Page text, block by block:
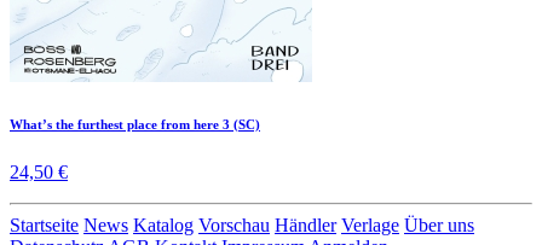
What’s the furthest place from here 3 (SC)
24,50 €
Startseite News Katalog Vorschau Händler Verlage Über uns